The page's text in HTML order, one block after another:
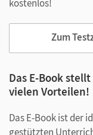
kostenlos!
Zum
Das E-Book
vielen Vorteilen!
Das E-Book ist der
gestützten